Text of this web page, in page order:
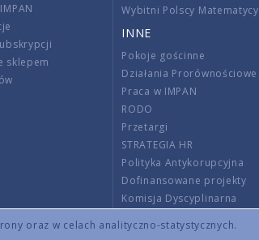
oraz w celach analityczno-statystycznych.
sklepem
Wybitni Polscy Matematycy
INNE
Pokoje gościnne
Działania Prorównościowe
Praca w IMPAN
RODO
Przetargi
STRATEGIA HR
Polityka Antykorupcyjna
Dofinansowane projekty
Komisja Dyscyplinarna
Wnoszenie opłat